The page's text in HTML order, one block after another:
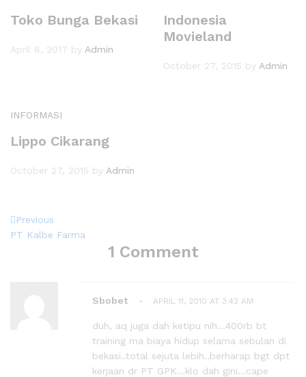
Toko Bunga Bekasi
April 8, 2017 by Admin
Indonesia
Movieland
October 27, 2015 by Admin
INFORMASI
Lippo Cikarang
October 27, 2015 by Admin
Previous
PT Kalbe Farma
1 Comment
Sbobet - APRIL 11, 2010 AT 3:42 AM
duh, aq juga dah ketipu nih…400rb bt
training ma biaya hidup selama sebulan di
bekasi..total sejuta lebih..berharap bgt dpt
kerjaan dr PT GPK…klo dah gini…cape